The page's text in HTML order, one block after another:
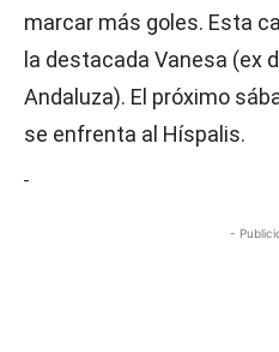
marcar más goles. Esta
la destacada Vanesa (ex
Andaluza). El próximo
se enfrenta al Híspalis.
-